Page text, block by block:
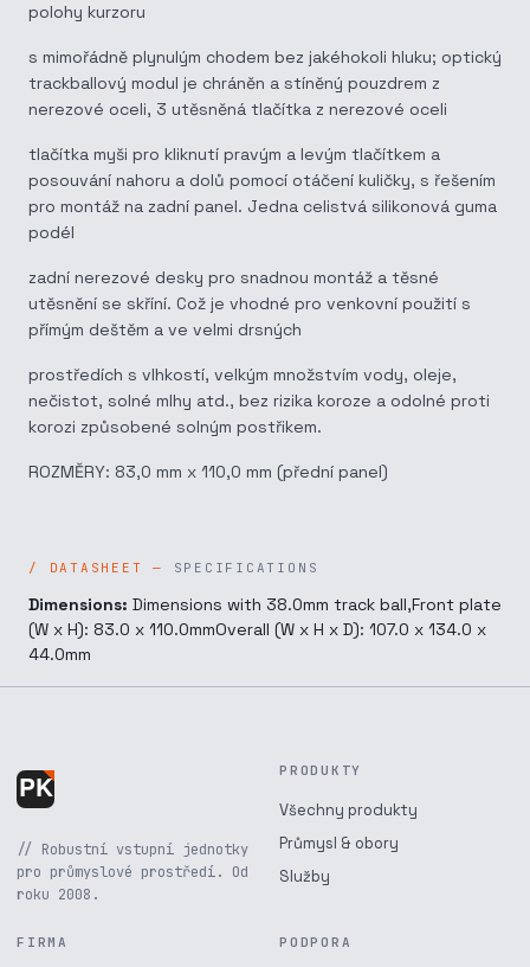
polohy kurzoru
s mimořádně plynulým chodem bez jakéhokoli hluku; optický
trackballový modul je chráněn a stíněný pouzdrem z
nerezové oceli, 3 utěsněná tlačítka z nerezové oceli
tlačítka myši pro kliknutí pravým a levým tlačítkem a
posouvání nahoru a dolů pomocí otáčení kuličky, s řešením
pro montáž na zadní panel. Jedna celistvá silikonová guma
podél
zadní nerezové desky pro snadnou montáž a těsné
utěsnění se skříní. Což je vhodné pro venkovní použití s
přímým deštěm a ve velmi drsných
prostředích s vlhkostí, velkým množstvím vody, oleje,
nečistot, solné mlhy atd., bez rizika koroze a odolné proti
korozi způsobené solným postřikem.
ROZMĚRY: 83,0 mm x 110,0 mm (přední panel)
SPECIFICATIONS
Dimensions: Dimensions with 38.0mm track ball,Front plate
(W x H): 83.0 x 110.0mmOverall (W x H x D): 107.0 x 134.0 x
44.0mm
// Robustní vstupní jednotky
pro průmyslové prostředí. Od
roku 2008.
PRODUKTY
Všechny produkty
Průmysl & obory
Služby
FIRMA PODPORA